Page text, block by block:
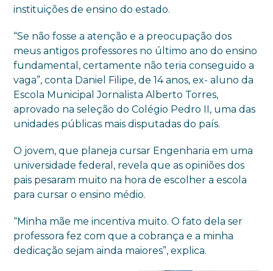
instituições de ensino do estado.
“Se não fosse a atenção e a preocupação dos
meus antigos professores no último ano do ensino
fundamental, certamente não teria conseguido a
vaga”, conta Daniel Filipe, de 14 anos, ex- aluno da
Escola Municipal Jornalista Alberto Torres,
aprovado na seleção do Colégio Pedro II, uma das
unidades públicas mais disputadas do país.
O jovem, que planeja cursar Engenharia em uma
universidade federal, revela que as opiniões dos
pais pesaram muito na hora de escolher a escola
para cursar o ensino médio.
“Minha mãe me incentiva muito. O fato dela ser
professora fez com que a cobrança e a minha
dedicação sejam ainda maiores”, explica.